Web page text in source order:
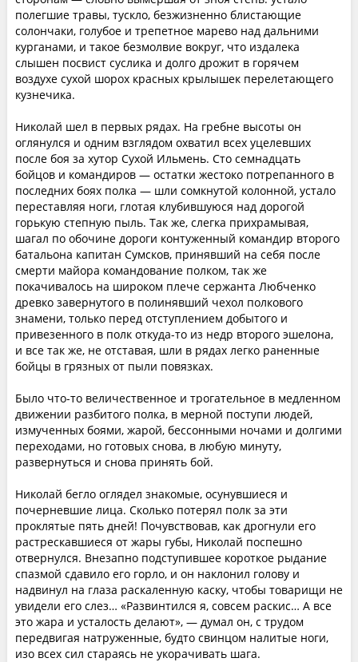
полегшие травы, тускло, безжизненно блистающие
солончаки, голубое и трепетное марево над дальними
курганами, и такое безмолвие вокруг, что издалека
слышен посвист суслика и долго дрожит в горячем
воздухе сухой шорох красных крылышек перелетающего
кузнечика.
Николай шел в первых рядах. На гребне высоты он
оглянулся и одним взглядом охватил всех уцелевших
после боя за хутор Сухой Ильмень. Сто семнадцать
бойцов и командиров — остатки жестоко потрепанного в
последних боях полка — шли сомкнутой колонной, устало
переставляя ноги, глотая клубившуюся над дорогой
горькую степную пыль. Так же, слегка прихрамывая,
шагал по обочине дороги контуженный командир второго
батальона капитан Сумсков, принявший на себя после
смерти майора командование полком, так же
покачивалось на широком плече сержанта Любченко
древко завернутого в полинявший чехол полкового
знамени, только перед отступлением добытого и
привезенного в полк откуда-то из недр второго эшелона,
и все так же, не отставая, шли в рядах легко раненные
бойцы в грязных от пыли повязках.
Было что-то величественное и трогательное в медленном
движении разбитого полка, в мерной поступи людей,
измученных боями, жарой, бессонными ночами и долгими
переходами, но готовых снова, в любую минуту,
развернуться и снова принять бой.
Николай бегло оглядел знакомые, осунувшиеся и
почерневшие лица. Сколько потерял полк за эти
проклятые пять дней! Почувствовав, как дрогнули его
растрескавшиеся от жары губы, Николай поспешно
отвернулся. Внезапно подступившее короткое рыдание
спазмой сдавило его горло, и он наклонил голову и
надвинул на глаза раскаленную каску, чтобы товарищи не
увидели его слез… «Развинтился я, совсем раскис… А все
это жара и усталость делают», — думал он, с трудом
передвигая натруженные, будто свинцом налитые ноги,
изо всех сил стараясь не укорачивать шага.